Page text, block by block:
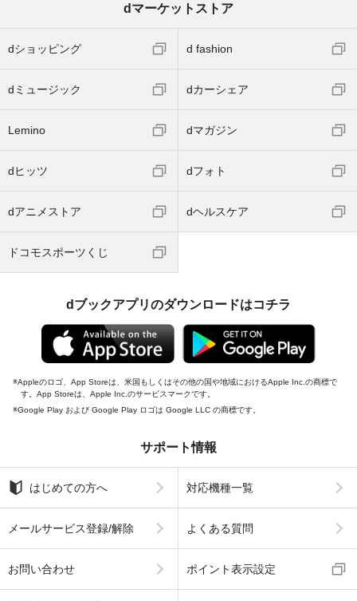
dマーケットストア
dショッピング d fashion
dミュージック dカーシェア
Lemino dマガジン
dヒッツ dフォト
dアニメストア dヘルスケア
ドコモスポーツくじ
dブックアプリのダウンロードはコチラ
Appleのロゴ、App Storeは、米国もしくはその他の国や地域におけるApple Inc.の商標で
す。App Storeは、Apple Inc.のサービスマークです。
Google Play および Google Play ロゴは Google LLC の商標です。
サポート情報
はじめての方へ 対応機種一覧
メールサービス登録/解除 よくある質問
お問い合わせ ポイント表示設定